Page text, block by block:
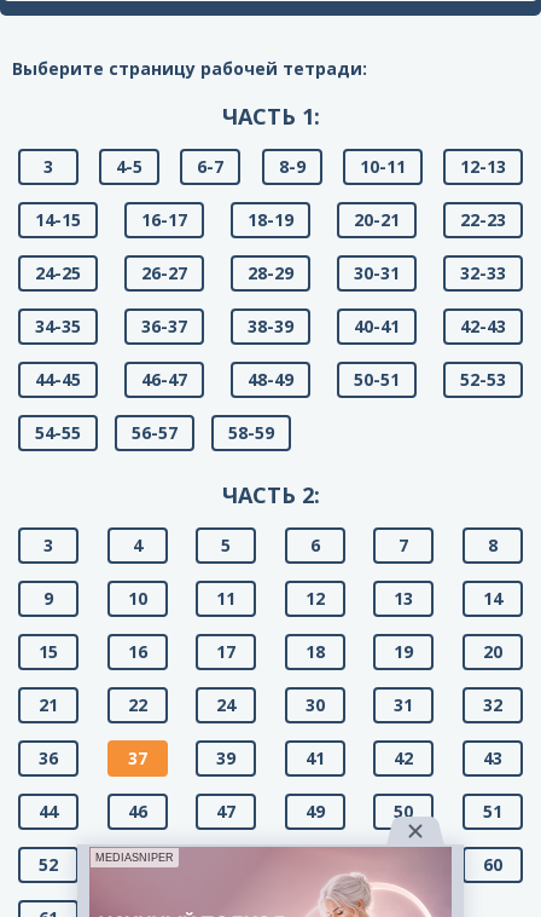
Выберите страницу рабочей тетради:
ЧАСТЬ 1:
3 4-5 6-7 8-9 10-11 12-13
14-15 16-17 18-19 20-21 22-23
24-25 26-27 28-29 30-31 32-33
34-35 36-37 38-39 40-41 42-43
44-45 46-47 48-49 50-51 52-53
54-55 56-57 58-59
ЧАСТЬ 2:
3 4 5 6 7 8
9 10 11 12 13 14
15 16 17 18 19 20
21 22 24 30 31 32
36 37 39 41 42 43
44 46 47 49 50 51
52 53 60
MEDIASNIPER